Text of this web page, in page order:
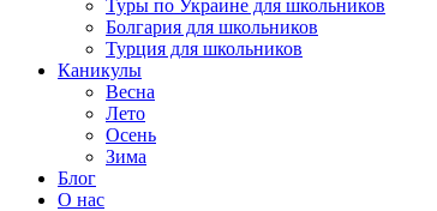
Туры по Украине для школьников
Болгария для школьников
Турция для школьников
Каникулы
Весна
Лето
Осень
Зима
Блог
О нас